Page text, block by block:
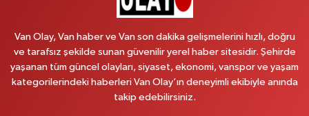
BEYAZIT MAH.ZEYLAN CADDESİ OKYANUS GİYİM YANI NO:1
Afşar Eczanesi
Kazım Karabekir cad.Eski Araştırma Hastanesi karşısı (kent park karşısı )
Van Olay, Van haber ve Van son dakika gelişmelerini hızlı, doğru
ve tarafsız şekilde sunan güvenilir yerel haber sitesidir. Şehirde
yaşanan tüm güncel olayları, siyaset, ekonomi, vanspor ve yaşam
kategorilerindeki haberleri Van Olay’ın deneyimli ekibiyle anında
takip edebilirsiniz.